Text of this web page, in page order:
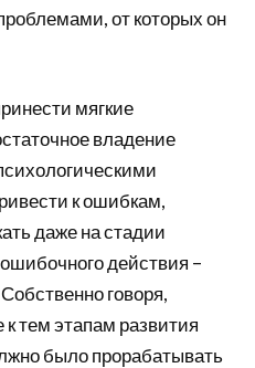
от которых он
мягкие
владение
к ошибкам,
даже на стадии
действия –
говоря,
тем этапам развития
было прорабатывать